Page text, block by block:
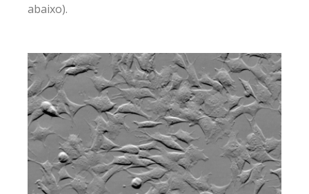
abaixo).